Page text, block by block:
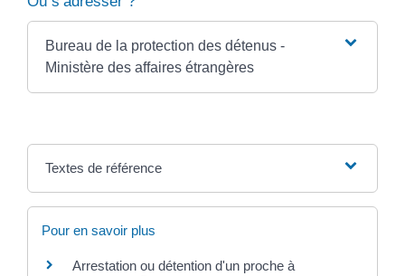
Bureau de la protection des détenus -
Ministère des affaires étrangères
Textes de référence
Pour en savoir plus
Arrestation ou détention d'un proche à